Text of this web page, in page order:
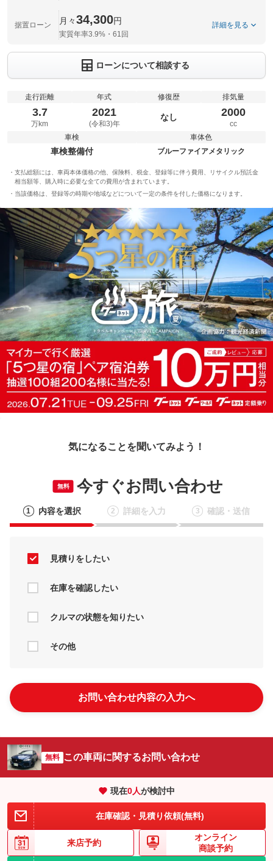
据置ローン 月々34,300円
実質年率3.9%・61回
詳細を見る
ローンについて相談する
走行距離
3.7
万km
年式
2021
(令和3)年
修復歴
なし
排気量
2000
cc
車検
車検整備付
車体色
ブルーファイアメタリック
支払総額には、車両本体価格の他、保険料、税金、登録等に伴う費用、リサイクル預託金
相当額等、購入時に必要な全ての費用が含まれています。
当該価格は、登録等の時期や地域などについて一定の条件を付した価格になります。
気になることを聞いてみよう！
無料 今すぐお問い合わせ
1 内容を選択 2 詳細を入力 3 確認・送信
見積りをしたい
在庫を確認したい
クルマの状態を知りたい
その他
お問い合わせ内容の入力へ
無料 この車両に関するお問い合わせ
現在0人が検討中
在庫確認・見積り依頼(無料)
来店予約
オンライン
商談予約